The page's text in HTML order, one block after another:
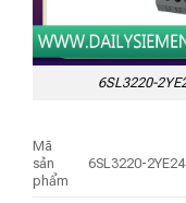
6SL3220-
Mã
sản
phẩm
6SL3220-